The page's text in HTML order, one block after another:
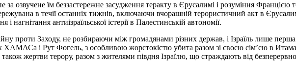
їм беззастережне засудження теракту в Єрусалимі і розуміння Францією
в течії останніх тижнів, включаючи вчорашній терористичний акт в
нагнітання антиізраїльської істерії в Палестинській автономії.
проти Заходу, не розбираючи між громадянами різних держав, і Ізраїль лише
ХАМАСа і Рут Фогель, з особливою жорстокістю убита разом зі своєю сім’єю в
жертви терору, разом з жителями півдня Ізраїлю, що страждають від